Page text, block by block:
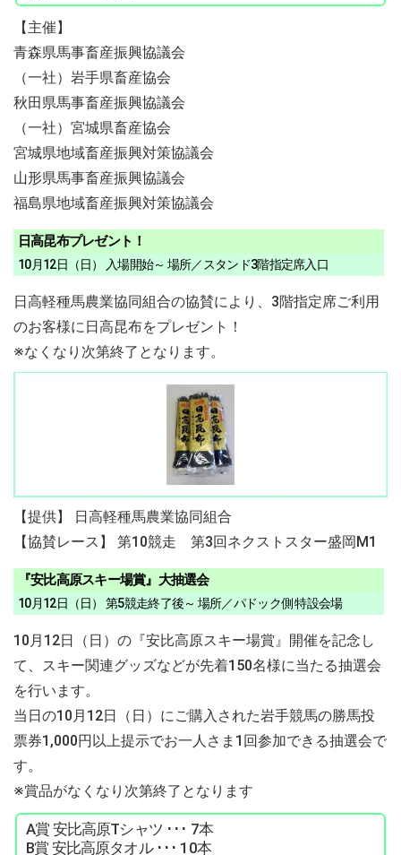
【主催】
青森県馬事畜産振興協議会
（一社）岩手県畜産協会
秋田県馬事畜産振興協議会
（一社）宮城県畜産協会
宮城県地域畜産振興対策協議会
山形県馬事畜産振興協議会
福島県地域畜産振興対策協議会
日高昆布プレゼント！
10月12日（日） 入場開始～ 場所／スタンド3階指定席入口
日高軽種馬農業協同組合の協賛により、3階指定席ご利用
のお客様に日高昆布をプレゼント！
※なくなり次第終了となります。
【提供】 日高軽種馬農業協同組合
【協賛レース】 第10競走 第3回ネクストスター盛岡M1
『安比高原スキー場賞』大抽選会
10月12日（日） 第5競走終了後～ 場所／パドック側 特設会場
10月12日（日）の『安比高原スキー場賞』開催を記念し
て、スキー関連グッズなどが先着150名様に当たる抽選会
を行います。
当日の10月12日（日）にご購入された岩手競馬の勝馬投
票券1,000円以上提示でお一人さま1回参加できる抽選会で
す。
※賞品がなくなり次第終了となります
A賞 安比高原Tシャツ ･･･ 7本
B賞 安比高原タオル ･･･ 10本